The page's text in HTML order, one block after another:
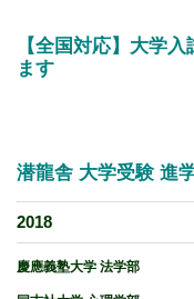
【全国対応】大学
ます
潜龍舎 大学受験 進
2018
慶應義塾大学 法学部